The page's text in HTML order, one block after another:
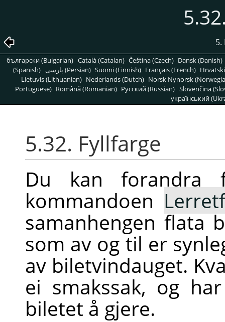
5.
български (Bulgarian) Català (Catalan) Čeština (Czech) Dansk (Danish)
(Spanish)
پارسی (Persian) Suomi (Finnish) Français (French)
Lietuvis (Lithuanian) Nederlands (Dutch) Norsk Nynorsk
Portuguese) Română (Romanian) Pусский (Russian) Slovenčina
український
5.32. Fyllfarge
Du kan forandra
kommandoen
samanhengen flata
som av og til er
av biletvindauget.
ei smakssak, og
biletet å gjere.